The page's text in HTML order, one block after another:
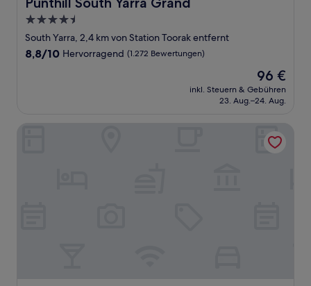
4.5-
Sterne-
Unterkunft
South Yarra, 2,4 km von Station Toorak entfernt
8.8
8,8/10 Hervorragend (1.272 Bewertungen)
Der
Preis
beträgt
96 €
inkl. Steuern & Gebühren
23. Aug.–24. Aug.